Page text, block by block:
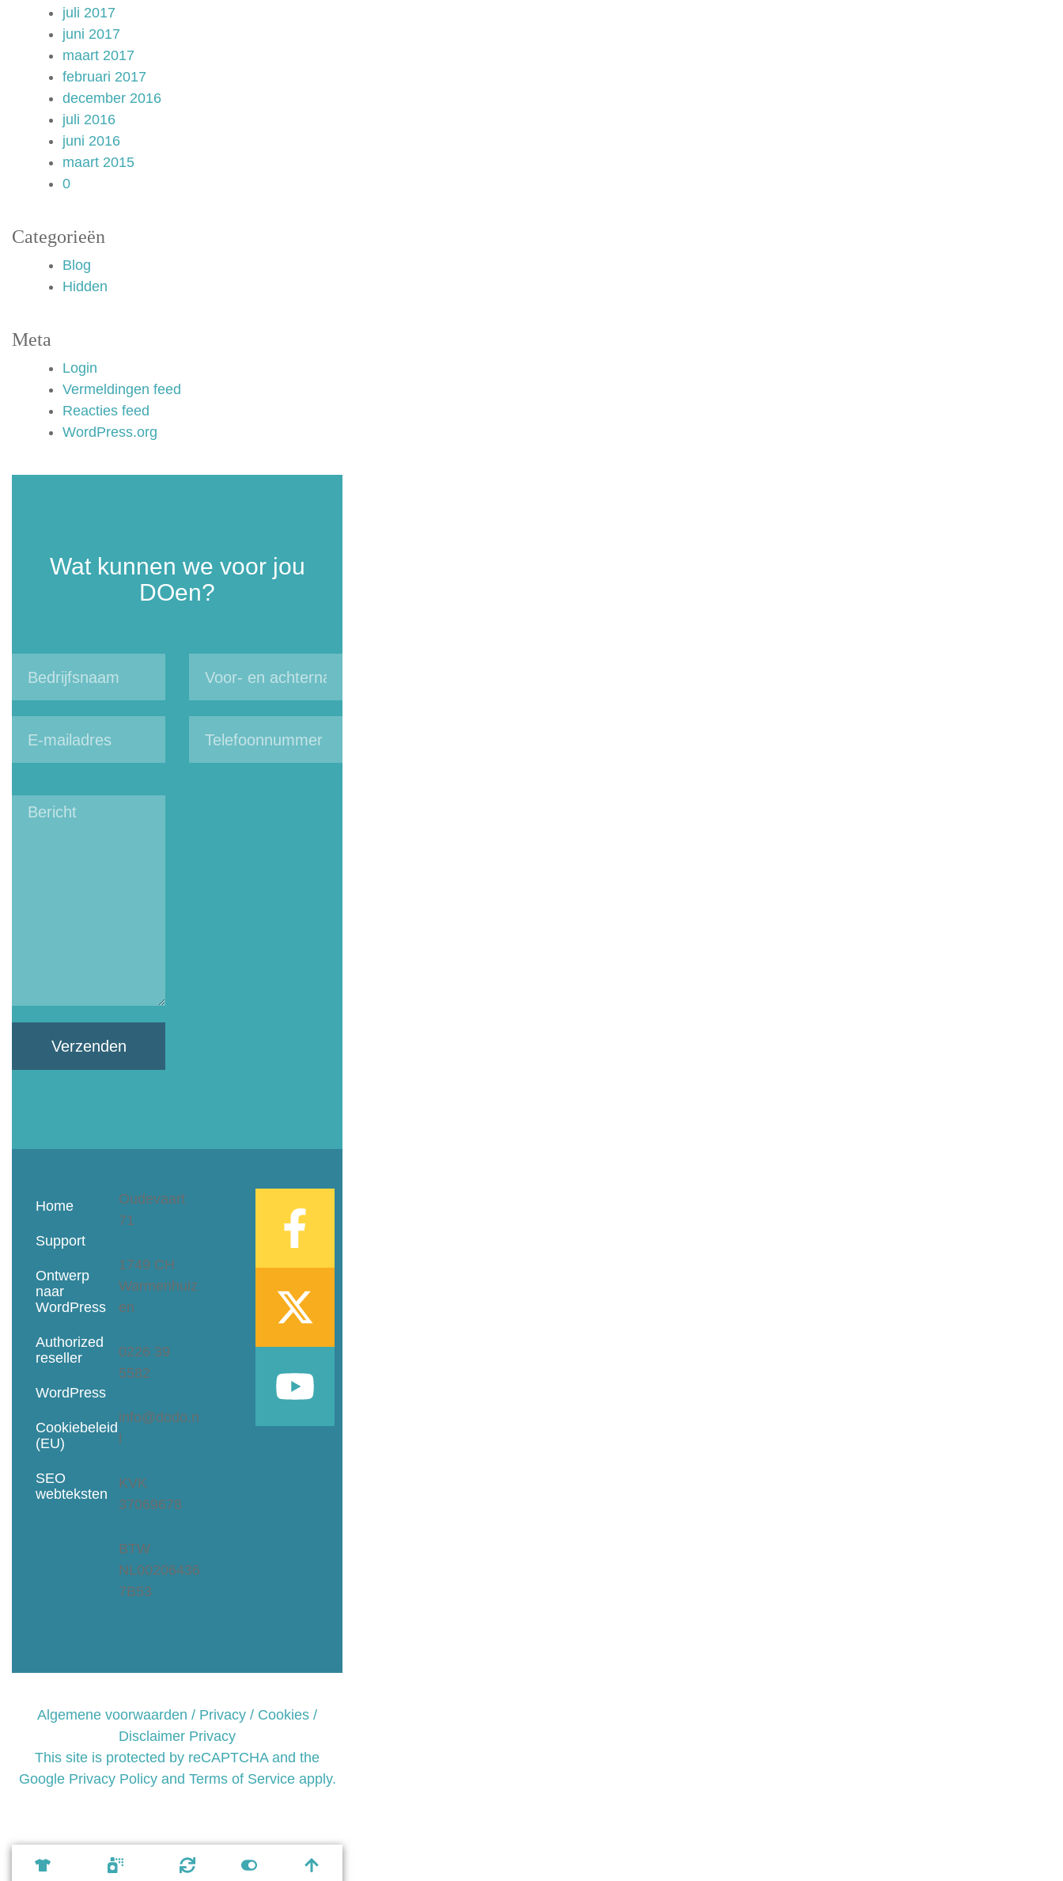
juli 2017
juni 2017
maart 2017
februari 2017
december 2016
juli 2016
juni 2016
maart 2015
0
Categorieën
Blog
Hidden
Meta
Login
Vermeldingen feed
Reacties feed
WordPress.org
Wat kunnen we voor jou
DOen?
Verzenden
Home
Support
Ontwerp
naar
WordPress
Authorized
reseller
WordPress
Cookiebeleid
(EU)
SEO
webteksten
Oudevaart
71
1749 CH
Warmenhuiz
en
0226 39
5582
info@dodo.n
KVK
37069678
BTW
NL00206436
7B53
Algemene voorwaarden / Privacy / Cookies /
Disclaimer Privacy
This site is protected by reCAPTCHA and the
Google Privacy Policy and Terms of Service apply.